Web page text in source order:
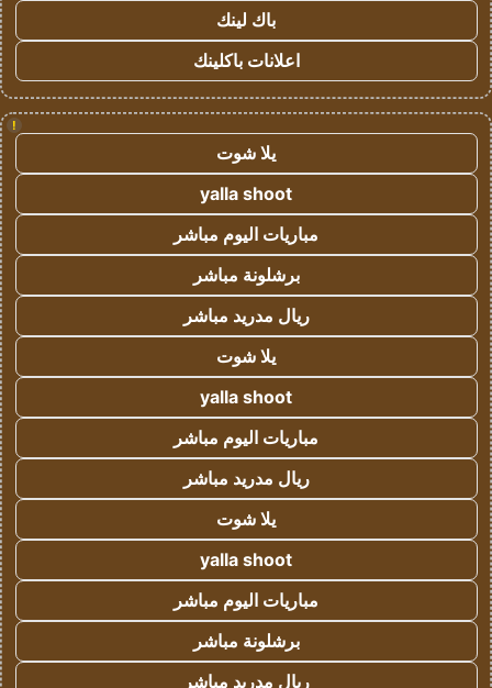
باك لينك
اعلانات باكلينك
!
يلا شوت
yalla shoot
مباريات اليوم مباشر
برشلونة مباشر
ريال مدريد مباشر
يلا شوت
yalla shoot
مباريات اليوم مباشر
ريال مدريد مباشر
يلا شوت
yalla shoot
مباريات اليوم مباشر
برشلونة مباشر
ريال مدريد مباشر